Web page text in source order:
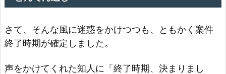
さて、そんな風に迷惑をかけつつも、ともかく案件
終了時期が確定しました。
声をかけてくれた知人に「終了時期、決まりまし